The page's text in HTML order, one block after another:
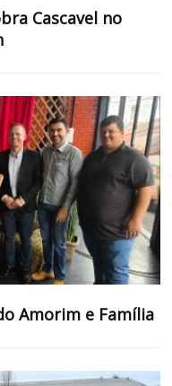
Cascavel no
Amorim e Família